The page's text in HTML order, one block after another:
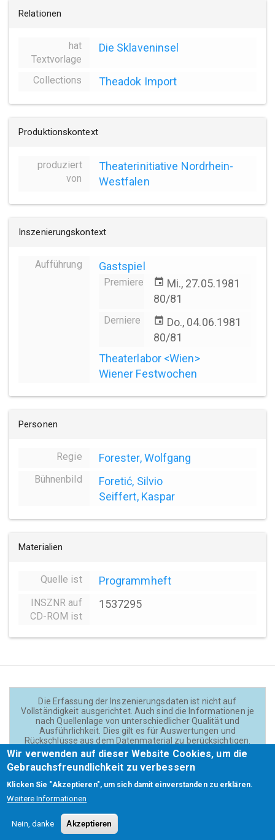
Relationen
hat
Textvorlage
Die Sklaveninsel
Collections Theadok Import
Produktionskontext
produziert
von
Theaterinitiative Nordrhein-
Westfalen
Inszenierungskontext
Aufführung Gastspiel
Premiere event Mi., 27.05.1981
80/81
Derniere event Do., 04.06.1981
80/81
Theaterlabor <Wien>
Wiener Festwochen
Personen
Regie Forester, Wolfgang
Bühnenbild
Foretić, Silvio
Seiffert, Kaspar
Materialien
Quelle ist Programmheft
INSZNR auf
CD-ROM ist
1537295
Die Erfassung der Inszenierungsdaten ist nicht auf
Vollständigkeit ausgerichtet. Auch sind die Informationen je
nach Quellenlage von unterschiedlicher Qualität und
Ausführlichkeit. Dies gilt es für Auswertungen und
Rückschlüsse aus dem Datenmaterial zu berücksichtigen.
Daten und Texte auf der Website sind - wenn nicht anders
angegeben - lizensiert unterCC BY 4.0(Creator:
Theadok.at).
Footer
Wir verwenden auf dieser Website Cookies, um die
Gebrauchsfreundlichkeit zu verbessern
Klicken Sie "Akzeptieren", um sich damit einverstanden zu erklären.
Weitere Informationen
Nein, danke Akzeptieren